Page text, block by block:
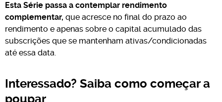
Esta Série passa a contemplar rendimento
complementar, que acresce no final do prazo ao
rendimento e apenas sobre o capital acumulado das
subscrições que se mantenham ativas/condicionadas
até essa data.
Interessado? Saiba como começar a
poupar